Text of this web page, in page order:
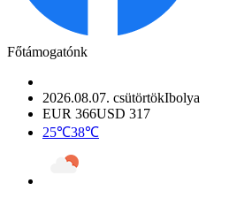
Főtámogatónk
2026.08.07. csütörtökIbolya
EUR 366USD 317
25℃38℃